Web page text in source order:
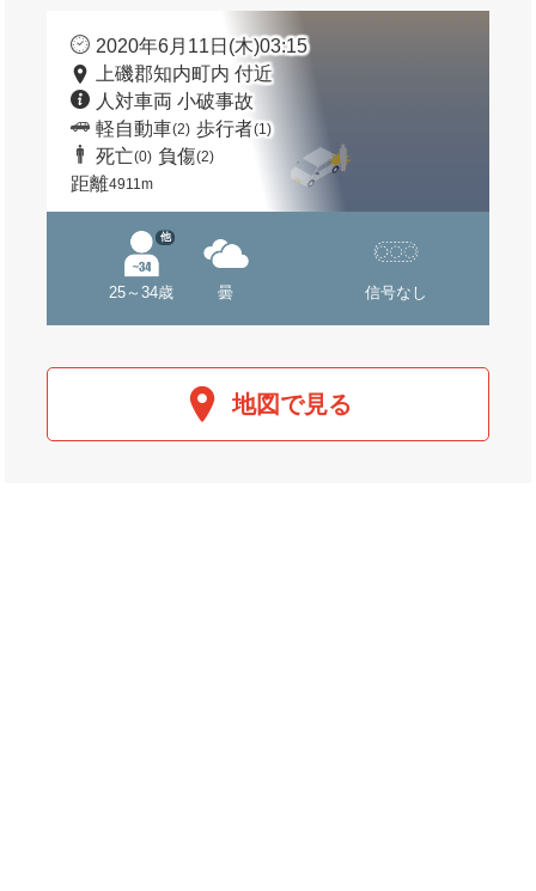
2020年6月11日(木)03:15
上磯郡知内町内 付近
人対車両 小破事故
軽自動車(2) 歩行者(1)
死亡(0) 負傷(2)
距離4911m
25～34歳
他
曇 信号なし
地図で見る